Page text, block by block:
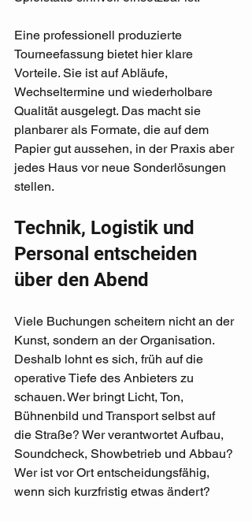
Eine professionell produzierte
Tourneefassung bietet hier klare
Vorteile. Sie ist auf Abläufe,
Wechseltermine und wiederholbare
Qualität ausgelegt. Das macht sie
planbarer als Formate, die auf dem
Papier gut aussehen, in der Praxis aber
jedes Haus vor neue Sonderlösungen
stellen.
Technik, Logistik und
Personal entscheiden
über den Abend
Viele Buchungen scheitern nicht an der
Kunst, sondern an der Organisation.
Deshalb lohnt es sich, früh auf die
operative Tiefe des Anbieters zu
schauen. Wer bringt Licht, Ton,
Bühnenbild und Transport selbst auf
die Straße? Wer verantwortet Aufbau,
Soundcheck, Showbetrieb und Abbau?
Wer ist vor Ort entscheidungsfähig,
wenn sich kurzfristig etwas ändert?